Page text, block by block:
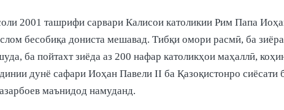
2001 ташрифи сарвари Калисои католикии Рим Папа
бесобиқа дониста мешавад. Тибқи омори расмӣ, ба
ба пойтахт зиёда аз 200 нафар католикҳои маҳаллӣ,
дунё сафари Иоҳан Павели II ба Қазоқистонро
маънидод намуданд.